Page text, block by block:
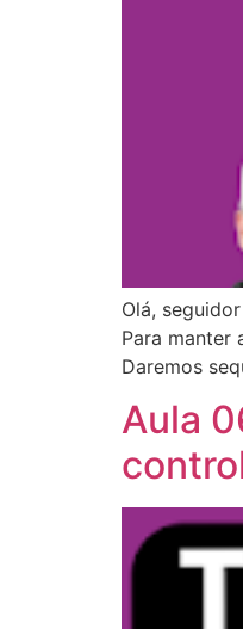
Olá,
Para manter
Daremos
Aula